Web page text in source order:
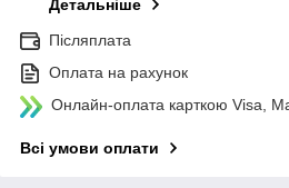
Детальніше
Післяплата
Оплата на рахунок
Онлайн-оплата карткою Visa,
Всі умови оплати